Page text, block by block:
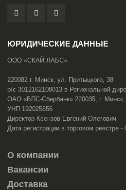
ЮРИДИЧЕСКИЕ ДАННЫЕ
ООО «СКАЙ ЛАБС»
220082 г. Минск, ул. Притыцкого, 38
р/с 3012162108013 в Региональной
ОАО «БПС-Сбербанк» 220035, г.
УНП 192025656
Директор Ксензов Евгений Олегович
Дата регистрации в торговом реестре
О компании
Вакансии
Доставка